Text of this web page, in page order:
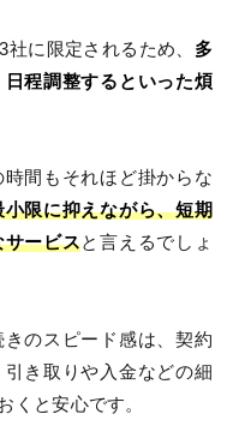
に限定されるため、 多
程調整するといった煩
間もそれほど掛からな
限に抑えながら、短期
サービスと言えるでしょ
のスピード感は、契約
き取りや入金などの細
くと安心です。